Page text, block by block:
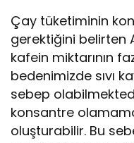
Çay tüketiminin
gerektiğini belirten
kafein miktarının
bedenimizde sıvı
sebep
konsantre
oluşturabilir. Bu